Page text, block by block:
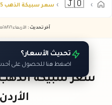
🇯🇴 سعر سبيكة الذهب 25 جرام عيار 21 في الأردن
آخر تحديث : الأربعاء ٠٥ /٠٨/٢٠٢٦ -
تحديث الأسعار؟
اضغط هنا للحصول على أحدث